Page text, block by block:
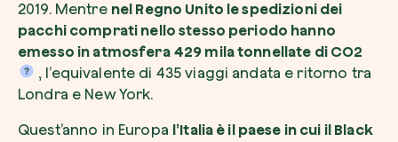
2019. Mentre nel Regno Unito le spedizioni dei
pacchi comprati nello stesso periodo hanno
emesso in atmosfera 429 mila tonnellate di CO2
, l’equivalente di 435 viaggi andata e ritorno tra
Londra e New York.
Quest’anno in Europa l’Italia è il paese in cui il Black
Esplora la mappa
Guarda i tuoi alberi crescere dallo spazio
tecnologia satellitare.
Inizia a esplorare